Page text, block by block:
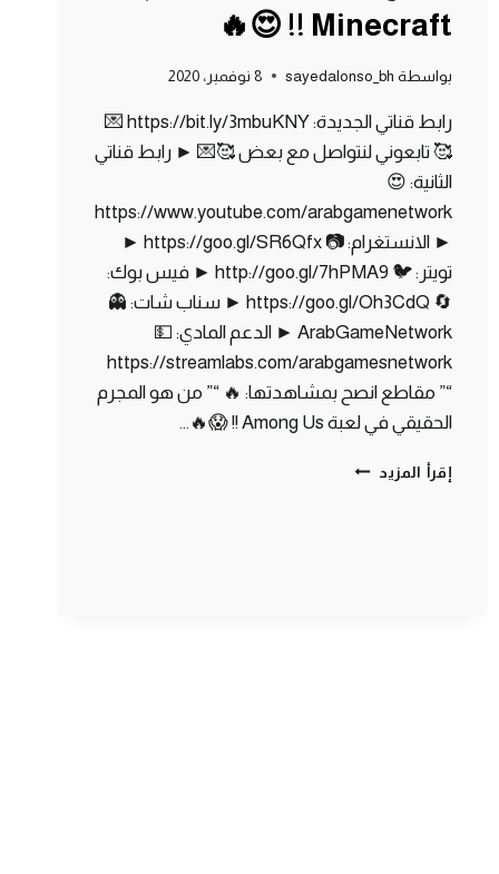
Minecraft !! 😍🔥
بواسطة sayedalonso_bh 8 نوفمبر، 2020
رابط قناتي الجديدة: https://bit.ly/3mbuKNY 💌
🥰 تابعوني لنتواصل مع بعض 🥰💌 ► رابط قناتي
الثانية: 😍
https://www.youtube.com/arabgamenetwork
► الانستغرام: 📷 https://goo.gl/SR6Qfx ►
تويتر: 🐦 http://goo.gl/7hPMA9 ► فيس بوك:
🔄 https://goo.gl/Oh3CdQ ► سناب شات: 👻
ArabGameNetwork ► الدعم المادي: 💵
https://streamlabs.com/arabgamesnetwork
“” مقاطع انصح بمشاهدتها: 🔥 “” من هو المجرم
الحقيقي في لعبة Among Us !! 😱🔥…
إقرأ المزيد ماين